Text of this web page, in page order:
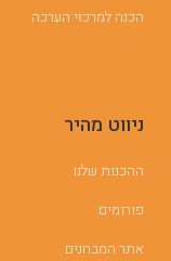
הכנה למרכזי הערכה
ניווט מהיר
ההכנות שלנו
פורומים
אתר המבחנים